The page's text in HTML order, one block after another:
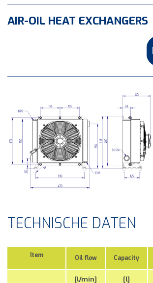
AIR-OIL HEAT EXCHANGERS
TECHNISCHE DATEN
Item Oil flow Capacity
[l/min] [l]